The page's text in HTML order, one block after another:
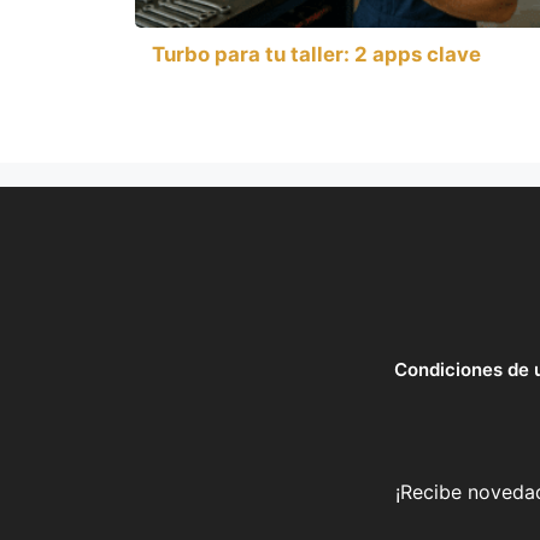
Turbo para tu taller: 2 apps clave
Condiciones de
¡Recibe